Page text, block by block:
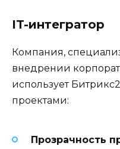
IT-интегратор
Компания,
внедрении
использует
проектами:
Прозрачность